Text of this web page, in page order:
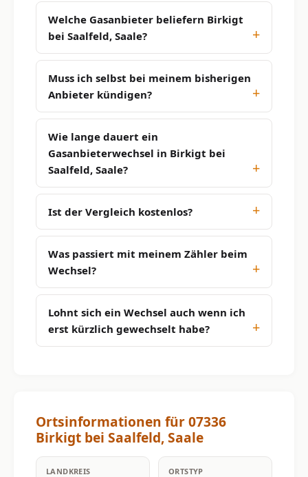
Welche Gasanbieter beliefern Birkigt
bei Saalfeld, Saale?
Muss ich selbst bei meinem bisherigen
Anbieter kündigen?
Wie lange dauert ein
Gasanbieterwechsel in Birkigt bei
Saalfeld, Saale?
Ist der Vergleich kostenlos?
Was passiert mit meinem Zähler beim
Wechsel?
Lohnt sich ein Wechsel auch wenn ich
erst kürzlich gewechselt habe?
Ortsinformationen für 07336
Birkigt bei Saalfeld, Saale
LANDKREIS ORTSTYP